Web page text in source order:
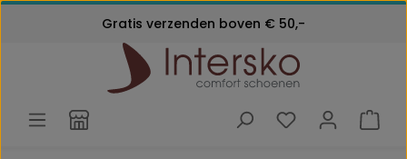
Ga naar de hoofdinhoud
24 maanden garantie
Klantenservice: 072 - 571 79 79
Gratis verzenden boven € 50,-